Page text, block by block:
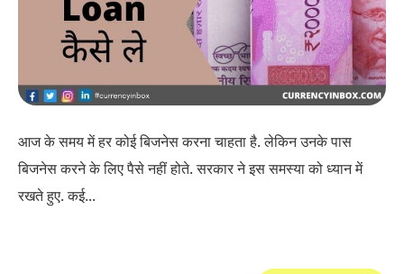
आज के समय में हर कोई बिजनेस करना चाहता है. लेकिन उनके पास
बिजनेस करने के लिए पैसे नहीं होते. सरकार ने इस समस्या को ध्यान में
रखते हुए. कई...